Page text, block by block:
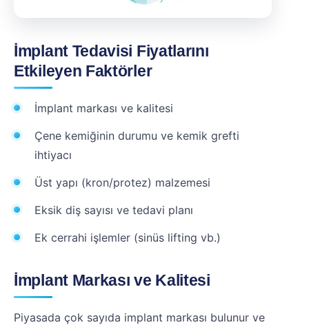
İmplant Tedavisi Fiyatlarını
Etkileyen Faktörler
İmplant markası ve kalitesi
Çene kemiğinin durumu ve kemik grefti
ihtiyacı
Üst yapı (kron/protez) malzemesi
Eksik diş sayısı ve tedavi planı
Ek cerrahi işlemler (sinüs lifting vb.)
İmplant Markası ve Kalitesi
Piyasada çok sayıda implant markası bulunur ve